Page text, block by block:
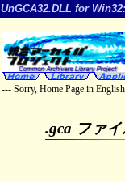
UnGCA32.DLL for
--- Sorry, Home Page in
.gca ファイ